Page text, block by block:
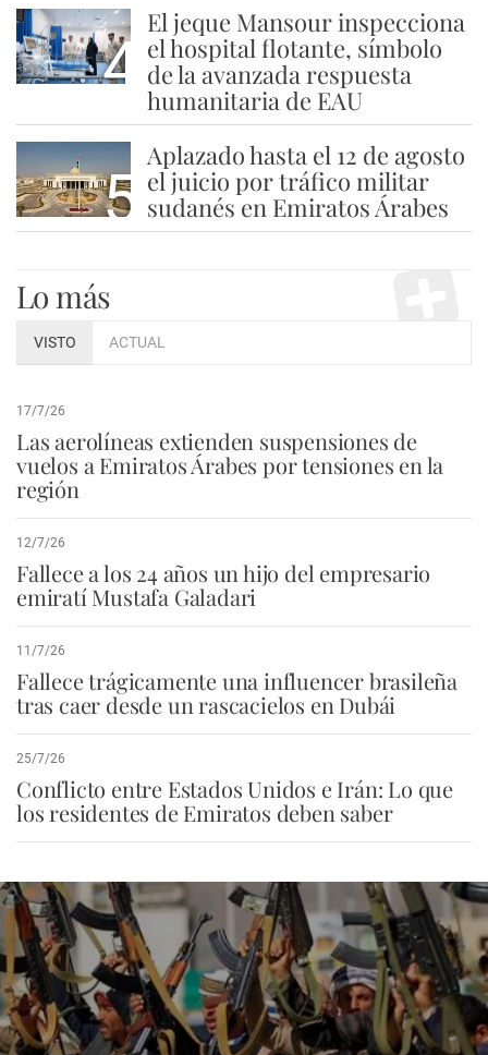
4
El jeque Mansour inspecciona
el hospital flotante, símbolo
de la avanzada respuesta
humanitaria de EAU
5
Aplazado hasta el 12 de agosto
el juicio por tráfico militar
sudanés en Emiratos Árabes
Lo más
VISTO ACTUAL
17/7/26
Las aerolíneas extienden suspensiones de
vuelos a Emiratos Árabes por tensiones en la
región
12/7/26
Fallece a los 24 años un hijo del empresario
emiratí Mustafa Galadari
11/7/26
Fallece trágicamente una influencer brasileña
tras caer desde un rascacielos en Dubái
25/7/26
Conflicto entre Estados Unidos e Irán: Lo que
los residentes de Emiratos deben saber